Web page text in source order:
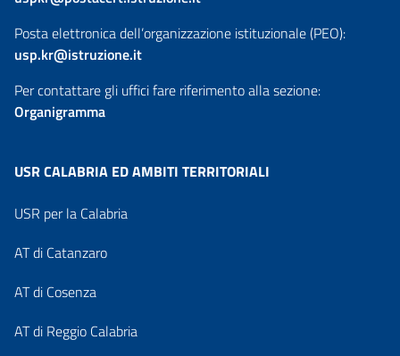
Posta elettronica dell’organizzazione istituzionale (PEO):
usp.kr@istruzione.it
Per contattare gli uffici fare riferimento alla sezione:
Organigramma
USR CALABRIA ED AMBITI TERRITORIALI
USR per la Calabria
AT di Catanzaro
AT di Cosenza
AT di Reggio Calabria